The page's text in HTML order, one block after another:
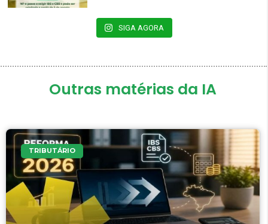
SIGA AGORA
Outras matérias da IA
TRIBUTÁRIO